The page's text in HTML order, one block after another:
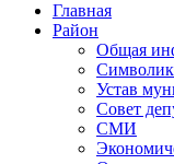
Главная
Район
Общая
Устав
Совет
СМИ